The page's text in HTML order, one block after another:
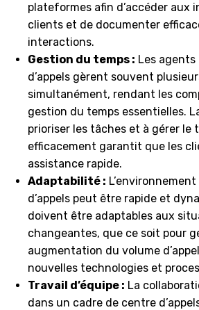
plateformes afin d’accéder aux
clients et de documenter
interactions.
Gestion du temps : Les
d’appels gèrent souvent
simultanément, rendant les
gestion du temps essentielles.
prioriser les tâches et à gérer le
efficacement garantit que les
assistance rapide.
Adaptabilité :
d’appels peut être rapide et
doivent être adaptables aux
changeantes, que ce soit pour
augmentation du volume
nouvelles technologies et
Travail d’équipe : La
dans un cadre de centre